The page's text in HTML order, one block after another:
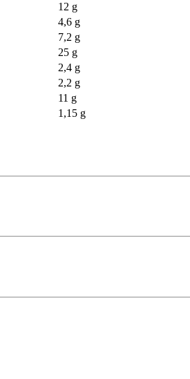
12 g
4,6 g
7,2 g
25 g
2,4 g
2,2 g
11 g
1,15 g